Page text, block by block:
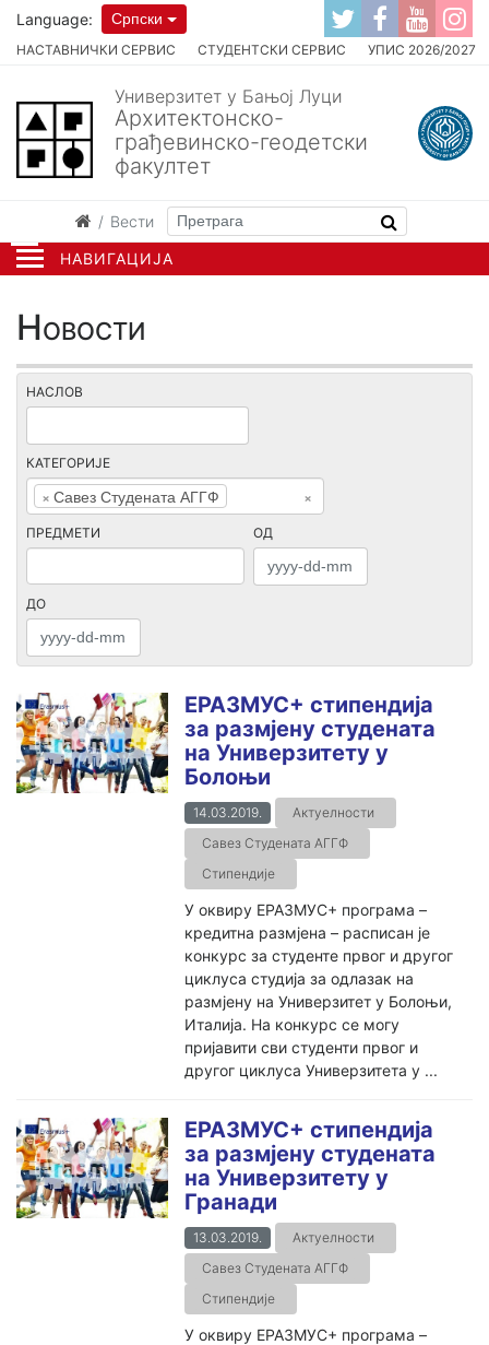
НАВИГАЦИЈА
НАСТАВНИЧКИ СЕРВИС СТУДЕНТСКИ СЕРВИС УПИС 2026/2027
Language: Српски
Универзитет у Бањој Луци
Архитектонско-
грађевинско-геодетски
факултет
Вести
Новости
НАСЛОВ
КАТЕГОРИЈЕ
×
× Савез Студената АГГФ
ПРЕДМЕТИ ОД
ДО
ЕРАЗМУС+ стипендија
за размјену студената
на Универзитету у
Болоњи
14.03.2019.
Актуелности
Савез Студената АГГФ
Стипендије
У оквиру ЕРАЗМУС+ програма –
кредитна размјена – расписан је
конкурс за студенте првог и другог
циклуса студија за одлазак на
размјену на Универзитет у Болоњи,
Италија. На конкурс се могу
пријавити сви студенти првог и
другог циклуса Универзитета у ...
ЕРАЗМУС+ стипендија
за размјену студената
на Универзитету у
Гранади
13.03.2019.
Актуелности
Савез Студената АГГФ
Стипендије
У оквиру ЕРАЗМУС+ програма –